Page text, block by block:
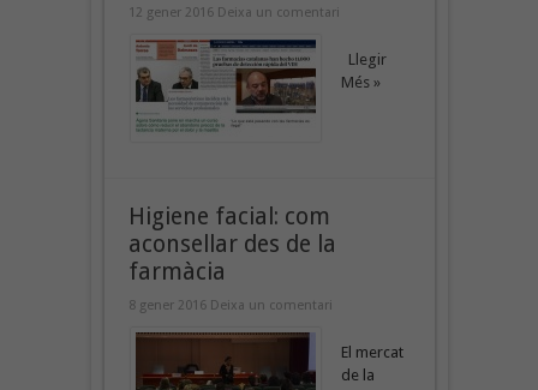
12 gener 2016 Deixa un comentari
Llegir
Més »
Higiene facial: com
aconsellar des de la
farmàcia
8 gener 2016 Deixa un comentari
El mercat
de la